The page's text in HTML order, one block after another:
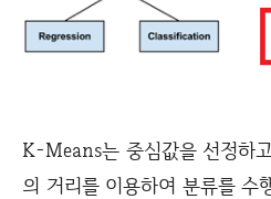
K-Means는 중심값을 선정하
의 거리를 이용하여 분류를 수